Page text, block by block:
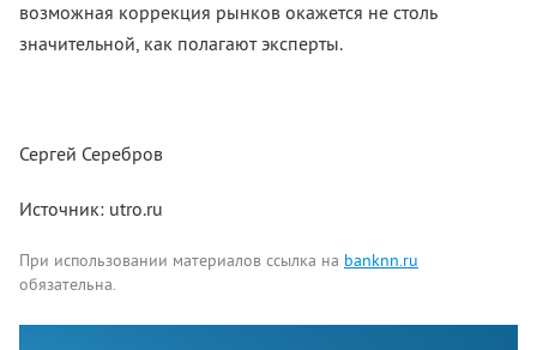
возможная коррекция рынков окажется не столь
значительной, как полагают эксперты.
Сергей Серебров
Источник: utro.ru
При использовании материалов ссылка на banknn.ru
обязательна.